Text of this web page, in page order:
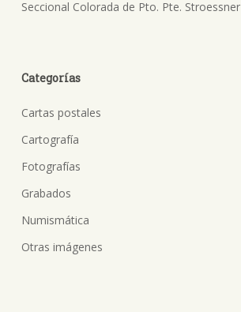
Seccional Colorada de Pto. Pte. Stroessner
Categorías
Cartas postales
Cartografía
Fotografías
Grabados
Numismática
Otras imágenes